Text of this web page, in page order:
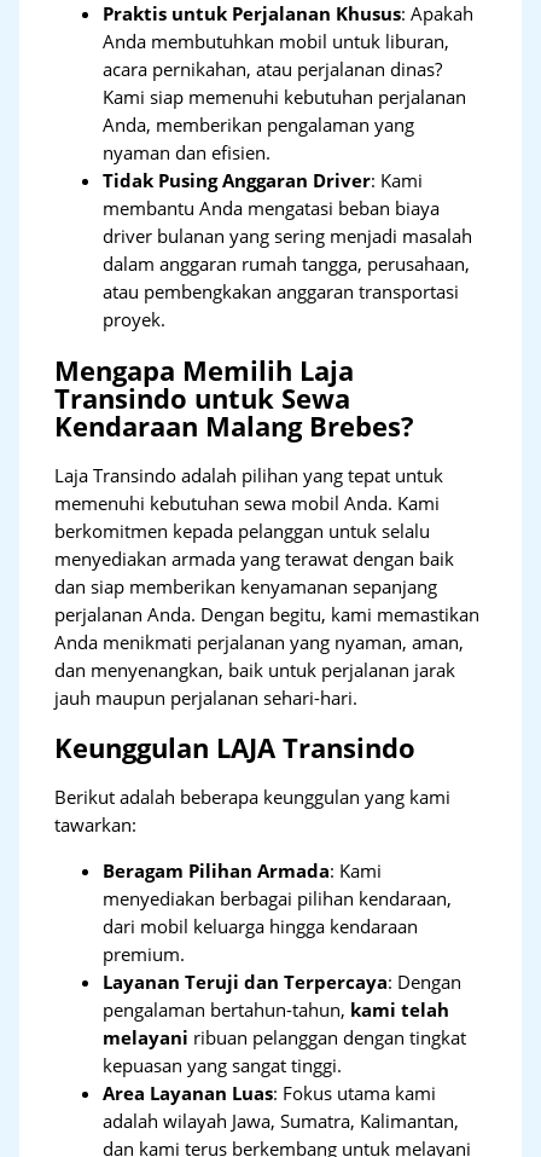
Praktis untuk Perjalanan Khusus: Apakah
Anda membutuhkan mobil untuk liburan,
acara pernikahan, atau perjalanan dinas?
Kami siap memenuhi kebutuhan perjalanan
Anda, memberikan pengalaman yang
nyaman dan efisien.
Tidak Pusing Anggaran Driver: Kami
membantu Anda mengatasi beban biaya
driver bulanan yang sering menjadi masalah
dalam anggaran rumah tangga, perusahaan,
atau pembengkakan anggaran transportasi
proyek.
Mengapa Memilih Laja
Transindo untuk Sewa
Kendaraan Malang Brebes?
Laja Transindo adalah pilihan yang tepat untuk
memenuhi kebutuhan sewa mobil Anda. Kami
berkomitmen kepada pelanggan untuk selalu
menyediakan armada yang terawat dengan baik
dan siap memberikan kenyamanan sepanjang
perjalanan Anda. Dengan begitu, kami memastikan
Anda menikmati perjalanan yang nyaman, aman,
dan menyenangkan, baik untuk perjalanan jarak
jauh maupun perjalanan sehari-hari.
Keunggulan LAJA Transindo
Berikut adalah beberapa keunggulan yang kami
tawarkan:
Beragam Pilihan Armada: Kami
menyediakan berbagai pilihan kendaraan,
dari mobil keluarga hingga kendaraan
premium.
Layanan Teruji dan Terpercaya: Dengan
pengalaman bertahun-tahun, kami telah
melayani ribuan pelanggan dengan tingkat
kepuasan yang sangat tinggi.
Area Layanan Luas: Fokus utama kami
adalah wilayah Jawa, Sumatra, Kalimantan,
dan kami terus berkembang untuk melayani